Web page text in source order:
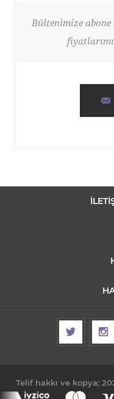
Bültenimize
Telif hakkı ve kopya;